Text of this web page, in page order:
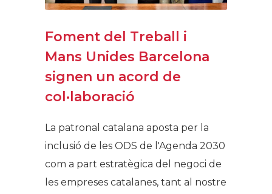
Foment del Treball i
Mans Unides Barcelona
signen un acord de
col·laboració
La patronal catalana aposta per la
inclusió de les ODS de l'Agenda 2030
com a part estratègica del negoci de
les empreses catalanes, tant al nostre